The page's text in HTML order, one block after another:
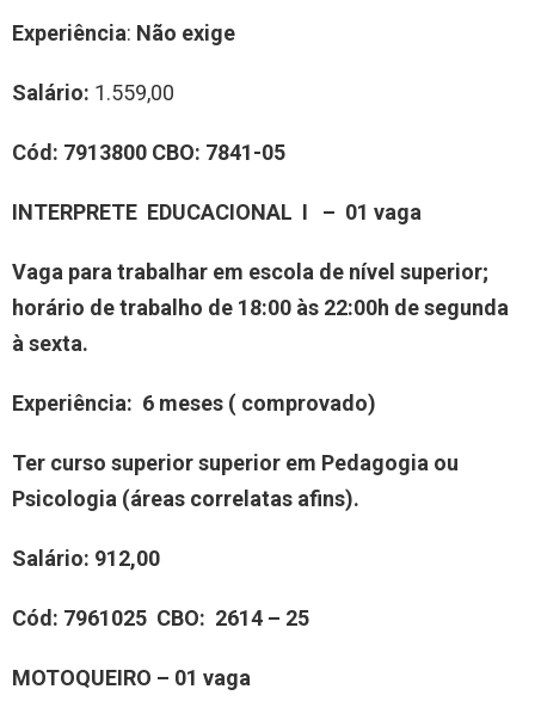
Experiência: Não exige
Salário: 1.559,00
Cód: 7913800 CBO: 7841-05
INTERPRETE EDUCACIONAL I – 01 vaga
Vaga para trabalhar em escola de nível superior;
horário de trabalho de 18:00 às 22:00h de segunda
à sexta.
Experiência: 6 meses ( comprovado)
Ter curso superior superior em Pedagogia ou
Psicologia (áreas correlatas afins).
Salário: 912,00
Cód: 7961025 CBO: 2614 – 25
MOTOQUEIRO – 01 vaga